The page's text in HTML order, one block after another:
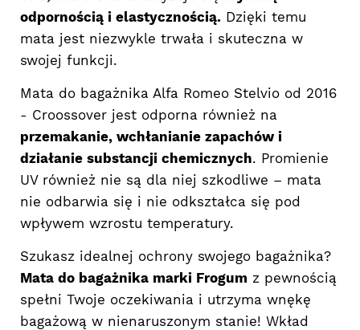
odpornością i elastycznością. Dzięki temu
mata jest niezwykle trwała i skuteczna w
swojej funkcji.
Mata do bagażnika Alfa Romeo Stelvio od 2016
- Croossover jest odporna również na
przemakanie, wchłanianie zapachów i
działanie substancji chemicznych. Promienie
UV również nie są dla niej szkodliwe – mata
nie odbarwia się i nie odkształca się pod
wpływem wzrostu temperatury.
Szukasz idealnej ochrony swojego bagażnika?
Mata do bagażnika marki Frogum z pewnością
spełni Twoje oczekiwania i utrzyma wnękę
bagażową w nienaruszonym stanie! Wkład